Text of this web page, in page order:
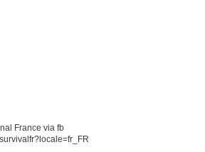
France via fb